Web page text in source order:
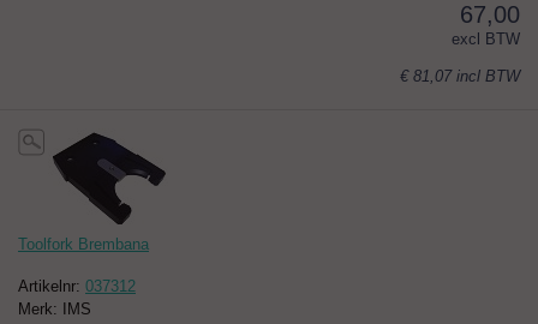
67,00
excl BTW
€ 81,07 incl BTW
Toolfork Brembana
Artikelnr: 037312
Merk: IMS